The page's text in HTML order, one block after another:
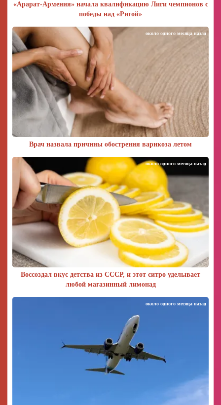
«Арарат‑Армения» начала квалификацию Лиги чемпионов с
победы над «Ригой»
Врач назвала причины обострения варикоза летом
около одного месяца назад
Воссоздал вкус детства из СССР, и этот ситро уделывает
любой магазинный лимонад
около одного месяца назад
около одного месяца назад